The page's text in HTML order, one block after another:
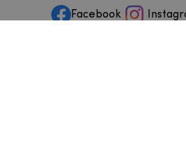
Facebook